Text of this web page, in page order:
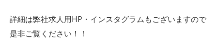
詳細は弊社求人用HP・インスタグラムもございますので
是非ご覧ください！！